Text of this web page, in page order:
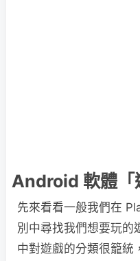
Android 軟體「
先來看看一般我們在
別中尋找我們想要玩的
中對遊戲的分類很籠統